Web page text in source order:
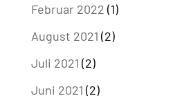
Februar 2022 (1)
August 2021 (2)
Juli 2021 (2)
Juni 2021 (2)